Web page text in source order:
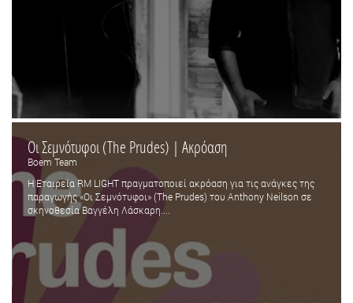
Οι Σεμνότυφοι (Τhe Prudes) | Ακρόαση
Boem Team
Η Εταιρεία RM LIGHT πραγματοποιεί ακρόαση για τις ανάγκες της
παραγωγής «Οι Σεμνότυφοι» (Τhe Prudes) του Anthony Neilson σε
σκηνοθεσία Βαγγέλη Λάσκαρη....